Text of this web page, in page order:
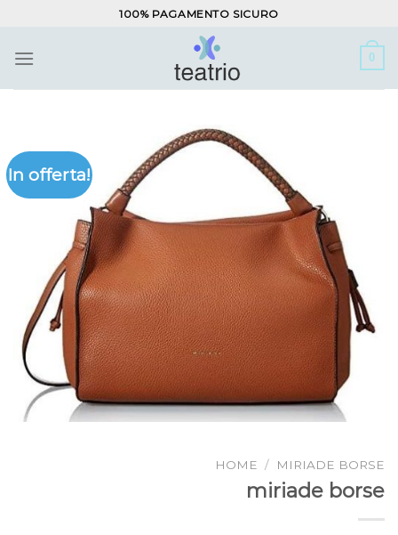
contenuti
100% PAGAMENTO SICURO
0
In offerta!
HOME / MIRIADE BORSE
miriade borse